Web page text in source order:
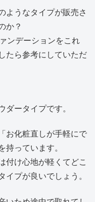
ようなタイプが販売さ
か？
ンデーションをこれ
たら参考にしていただ
ダータイプです。
お化粧直しが手軽にで
持っています。
付け心地が軽くてどこ
イプが良いでしょう。